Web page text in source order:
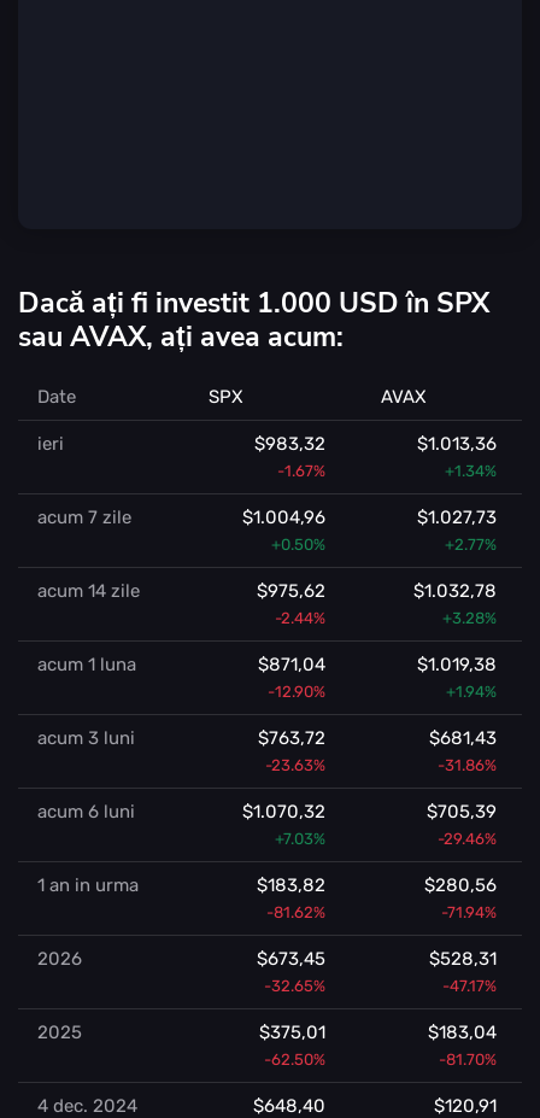
Dacă ați fi investit 1.000 USD în SPX
sau AVAX, ați avea acum:
Date SPX AVAX
ieri $983,32
-1.67%
$1.013,36
+1.34%
acum 7 zile $1.004,96
+0.50%
$1.027,73
+2.77%
acum 14 zile $975,62
-2.44%
$1.032,78
+3.28%
acum 1 luna $871,04
-12.90%
$1.019,38
+1.94%
acum 3 luni $763,72
-23.63%
$681,43
-31.86%
acum 6 luni $1.070,32
+7.03%
$705,39
-29.46%
1 an in urma $183,82
-81.62%
$280,56
-71.94%
2026 $673,45
-32.65%
$528,31
-47.17%
2025 $375,01
-62.50%
$183,04
-81.70%
4 dec. 2024 $648,40 $120,91